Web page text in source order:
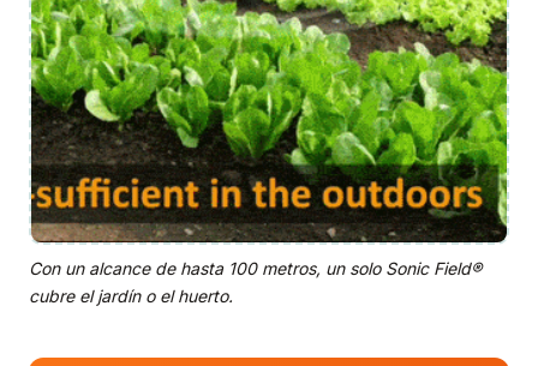
Con un alcance de hasta 100 metros, un solo Sonic Field®
cubre el jardín o el huerto.